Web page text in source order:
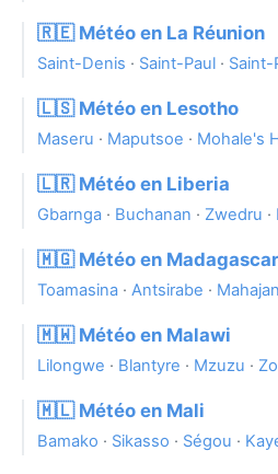
🇷🇪 Météo en La Réunion
Saint-Denis · Saint-Paul · Saint-
🇱🇸 Météo en Lesotho
Maseru · Maputsoe · Mohale's
🇱🇷 Météo en Liberia
Gbarnga · Buchanan · Zwedru ·
🇲🇬 Météo en Madagascar
Toamasina · Antsirabe ·
🇲🇼 Météo en Malawi
Lilongwe · Blantyre · Mzuzu ·
🇲🇱 Météo en Mali
Bamako · Sikasso · Ségou ·